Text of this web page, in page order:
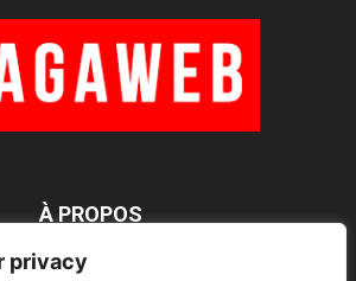
privacy
À PROPOS